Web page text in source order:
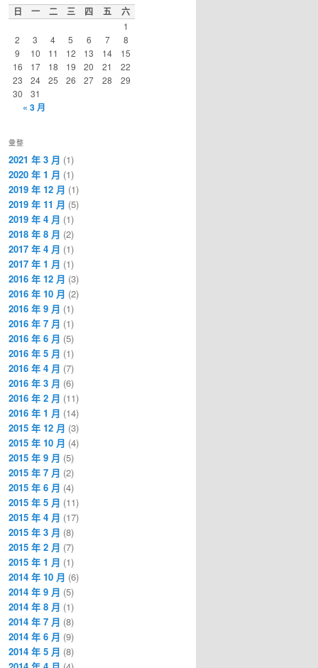
日 一 二 三 四 五 六
1
2
3 4 5 6 7
8
9
10 11 12 13 14
15
16
17 18 19 20 21
22
23
24 25 26 27 28
29
30
31
« 3 月
彙整
2021 年 3 月 (1)
2020 年 1 月 (1)
2019 年 12 月 (1)
2019 年 11 月 (5)
2019 年 4 月 (1)
2018 年 8 月 (2)
2017 年 4 月 (1)
2017 年 1 月 (1)
2016 年 12 月 (3)
2016 年 10 月 (2)
2016 年 9 月 (1)
2016 年 7 月 (1)
2016 年 6 月 (5)
2016 年 5 月 (1)
2016 年 4 月 (7)
2016 年 3 月 (6)
2016 年 2 月 (11)
2016 年 1 月 (14)
2015 年 12 月 (3)
2015 年 10 月 (4)
2015 年 9 月 (5)
2015 年 7 月 (2)
2015 年 6 月 (4)
2015 年 5 月 (11)
2015 年 4 月 (17)
2015 年 3 月 (8)
2015 年 2 月 (7)
2015 年 1 月 (1)
2014 年 10 月 (6)
2014 年 9 月 (5)
2014 年 8 月 (1)
2014 年 7 月 (8)
2014 年 6 月 (9)
2014 年 5 月 (8)